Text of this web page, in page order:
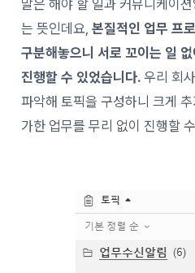
말은 해야 할 일과 커뮤니케이
는 뜻인데요,본질적인 업무 프
구분해놓으니 서로 꼬이는 일
진행할 수 있었습니다. 우리 회
파악해 토픽을 구성하니 크게
가한 업무를 무리 없이 진행할